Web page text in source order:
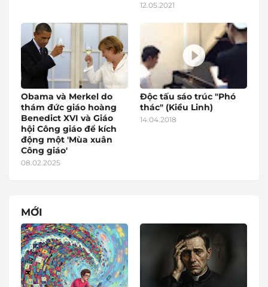
12.05.2021
Obama và Merkel do
thám đức giáo hoàng
Benedict XVI và Giáo
hội Công giáo để kích
động một 'Mùa xuân
Công giáo'
08.02.2025
Độc tấu sáo trúc "Phó
thác" (Kiều Linh)
14.04.2018
MỚI